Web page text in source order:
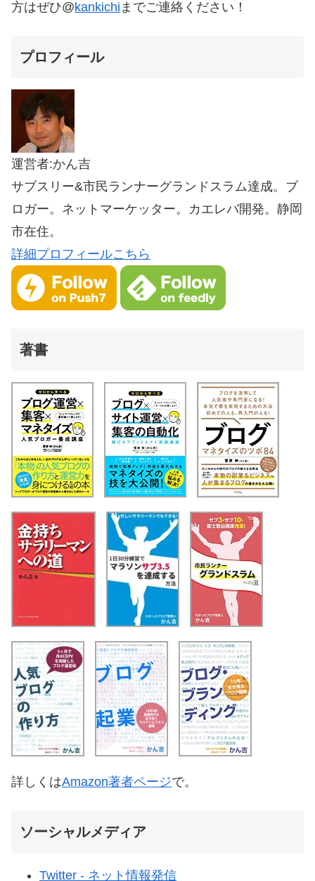
方はぜひ@kankichi までご連絡ください！
プロフィール
運営者:かん吉
サブスリー&市民ランナーグランドスラム達成。ブ
ロガー。ネットマーケッター。カエレバ開発。静岡
市在住。
詳細プロフィールこちら
著書
詳しくはAmazon著者ページで。
ソーシャルメディア
Twitter - ネット情報発信